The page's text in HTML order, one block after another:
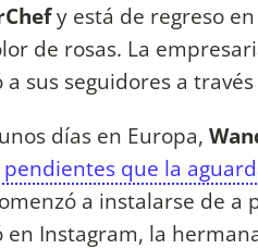
y está de regreso
de rosas. La
sus seguidores a
días en Europa,
que la
a instalarse de a
en Instagram, la